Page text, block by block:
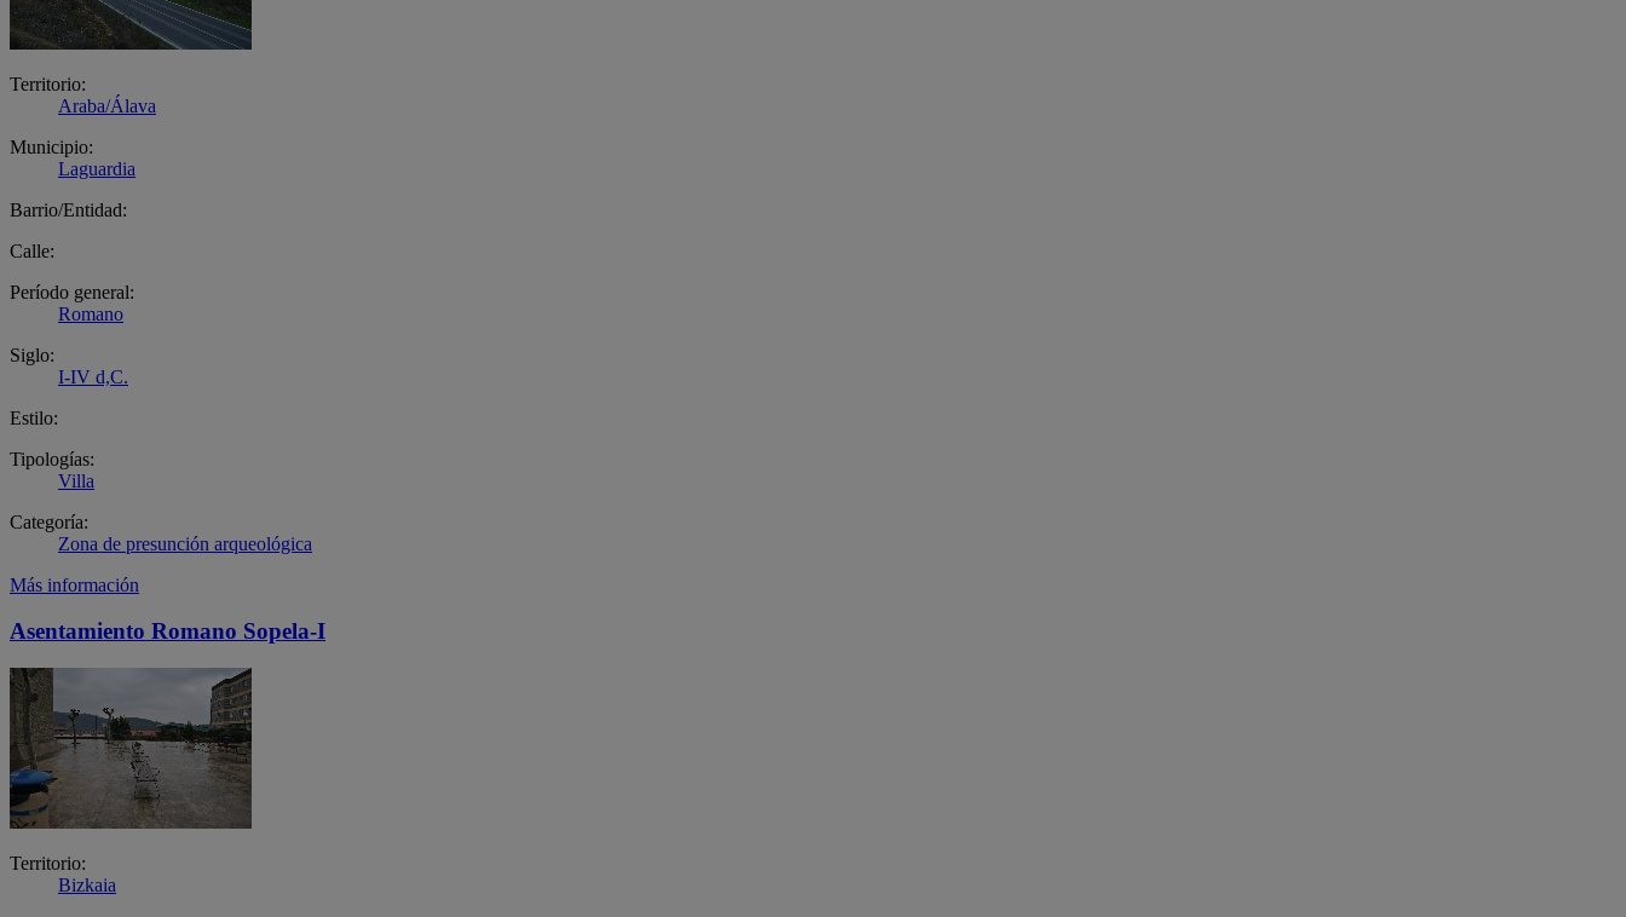
Territorio:
Araba/Álava
Municipio:
Laguardia
Barrio/Entidad:
Calle:
Período general:
Romano
Siglo:
I-IV d,C.
Estilo:
Tipologías:
Villa
Categoría:
Zona de presunción arqueológica
Más información
Asentamiento Romano Sopela-I
Territorio:
Bizkaia